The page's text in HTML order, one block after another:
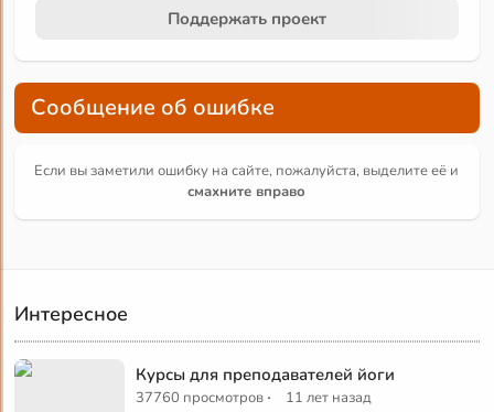
Поддержать проект
Сообщение об ошибке
Если вы заметили ошибку на сайте, пожалуйста, выделите её и
смахните вправо
Интересное
Курсы для преподавателей йоги
37760 просмотров · 11 лет назад